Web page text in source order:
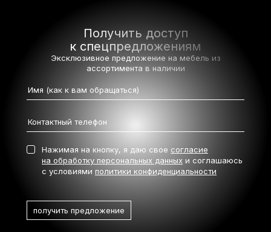
Получить доступ
к спецпредложениям
Эксклюзивное предложение на мебель из
ассортимента в наличии
Нажимая на кнопку, я даю свое согласие
на обработку персональных данных и соглашаюсь
с условиями политики конфиденциальности